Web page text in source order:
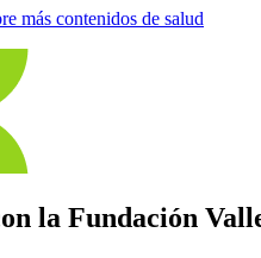
más contenidos de salud
la Fundación